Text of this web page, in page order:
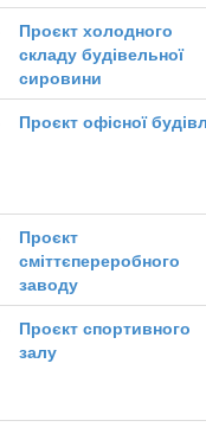
Проєкт холодного
складу будівельної
сировини
Проєкт офісної
Проєкт
сміттєпереробного
заводу
Проєкт спортивного
залу